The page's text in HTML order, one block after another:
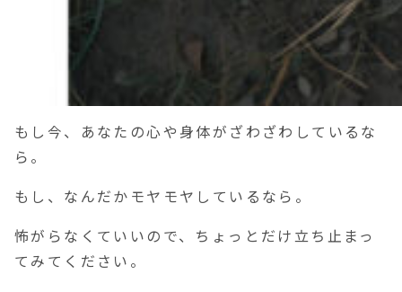
もし今、あなたの心や身体がざわざわしているな
ら。
もし、なんだかモヤモヤしているなら。
怖がらなくていいので、ちょっとだけ立ち止まっ
てみてください。